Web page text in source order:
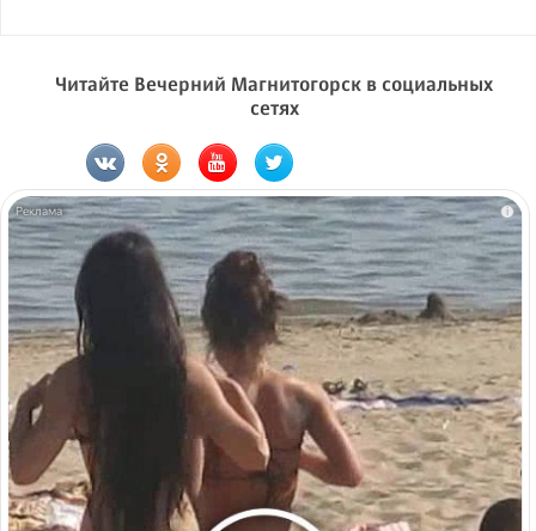
Читайте Вечерний Магнитогорск в социальных
сетях
i